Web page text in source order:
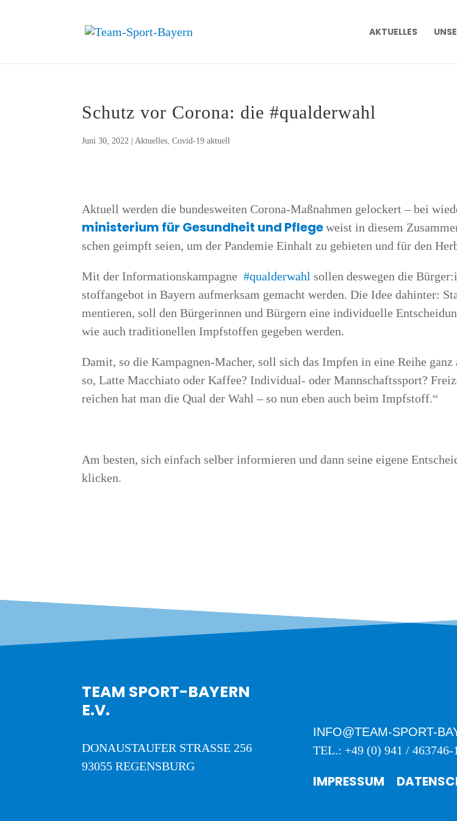
AKTU­EL­LES
Schutz vor Coro­na: die #quald­er­wahl
Juni 30, 2022 |Aktuelles,Covid-19 aktuell
Aktu­ell wer­den die bun­des­wei­ten Coro­na-Maß­nah­men gelo­ckert – bei
mi­nis­te­ri­um für Gesund­heit und Pfle­geweist in die­sem
schen geimpft sei­en, um der Pan­de­mie Ein­halt zu gebie­ten und für den
Mit der Infor­ma­ti­ons­kam­pa­gne #quald­er­wahl sol­len des­we­gen die
stoff­an­ge­bot in Bay­ern auf­merk­sam gemacht wer­den. Die Idee dahin­ter:
men­tie­ren, soll den Bür­ge­rin­nen und Bür­gern eine indi­vi­du­el­le
wie auch tra­di­tio­nel­len Impf­stof­fen gege­ben werden.
Damit, so die Kam­pa­gnen-Macher, soll sich das Imp­fen in eine Rei­he
so, Lat­te Mac­chia­to oder Kaf­fee? Indi­vi­du­al- oder Mann­schafts­sport?
rei­chen hat man die Qual der Wahl – so nun eben auch beim Impfstoff.“
Am bes­ten, sich ein­fach sel­ber infor­mie­ren und dann sei­ne eige­ne
klicken.
TEAM SPORT-BAYERN
E.V.
DONAUSTAUFER STRASSE 256
93055 REGENSBURG
INFO@TEAM-SPORT-
TEL.: +49 (0) 941 / 463746-
IMPRESSUM